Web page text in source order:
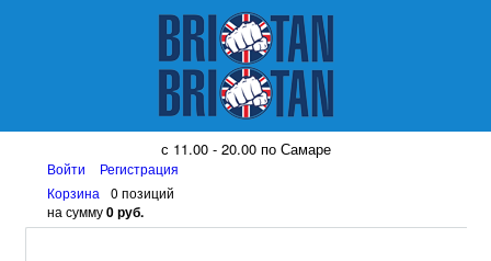
8 (917) 161 08 99
с 11.00 - 20.00 по Самаре
Войти
Регистрация
Корзина
0 позиций
на сумму0 руб.